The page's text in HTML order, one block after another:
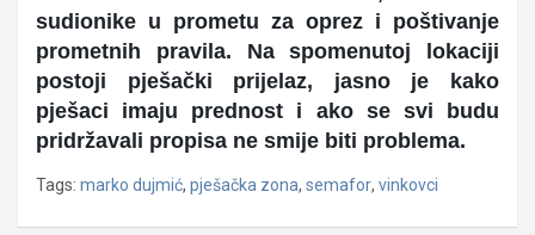
sudionike u prometu za oprez i poštivanje
prometnih pravila. Na spomenutoj lokaciji
postoji pješački prijelaz, jasno je kako
pješaci imaju prednost i ako se svi budu
pridržavali propisa ne smije biti problema.
Tags: marko dujmić, pješačka zona, semafor, vinkovci